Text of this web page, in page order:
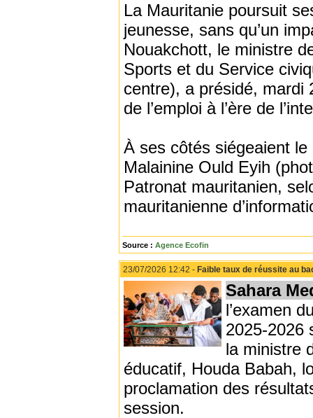
La Mauritanie poursuit
jeunesse, sans qu’un
Nouakchott, le ministre
Sports et du Service
centre), a présidé, mardi
de l’emploi à l’ère de
À ses côtés siégeaient
Malainine Ould Eyih
Patronat mauritanien,
mauritanienne
Source : Agence Ecofin
23/07/2026 12:42 - Faible taux de réussite au
Sahara
l’examen
2025-2026
la ministre
éducatif, Houda Babah,
proclamation des
session.